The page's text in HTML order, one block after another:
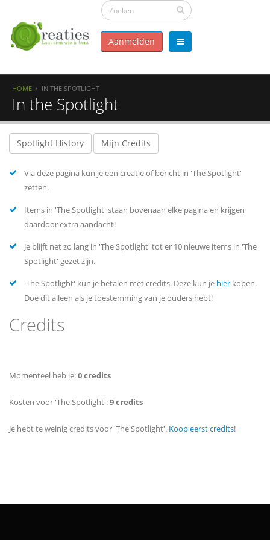
Aanmelden
HOME IN THE SPOTLIGHT
In the Spotlight
Spotlight History Mijn Credits
Via deze pagina kun je een creatie of bericht in 'The Spotlight'
zetten.
Items in 'The Spotlight' staan bovenaan elke pagina en krijgen
daardoor extra aandacht!
Je blijft net zo lang in 'The Spotlight' tot er 10 nieuwe items in 'The
Spotlight' gezet zijn.
'The Spotlight' kun je betalen met credits. Deze kun je hier kopen.
Doe dit alleen als je toestemming van je ouders hebt!
Credits
Momenteel heb je:0 credits
Kosten voor 'The Spotlight':9 credits
Je hebt te weinig credits voor 'The Spotlight'. Koop eerst credits!